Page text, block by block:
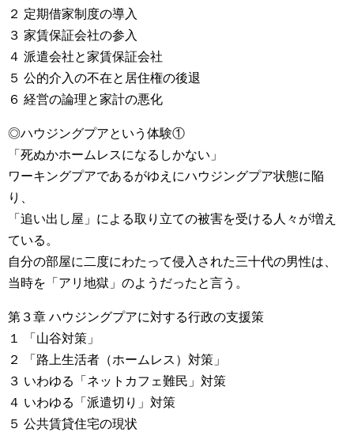
２ 定期借家制度の導入
３ 家賃保証会社の参入
４ 派遣会社と家賃保証会社
５ 公的介入の不在と居住権の後退
６ 経営の論理と家計の悪化
◎ハウジングプアという体験①
「死ぬかホームレスになるしかない」
ワーキングプアであるがゆえにハウジングプア状態に陥
り、
「追い出し屋」による取り立ての被害を受ける人々が増え
ている。
自分の部屋に二度にわたって侵入された三十代の男性は、
当時を「アリ地獄」のようだったと言う。
第３章 ハウジングプアに対する行政の支援策
１ 「山谷対策」
２ 「路上生活者（ホームレス）対策」
３ いわゆる「ネットカフェ難民」対策
４ いわゆる「派遣切り」対策
５ 公共賃貸住宅の現状